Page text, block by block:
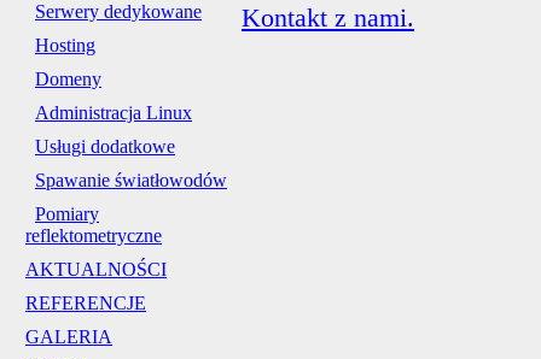
Serwery dedykowane
Hosting
Domeny
Administracja Linux
Usługi dodatkowe
Spawanie światłowodów
Pomiary
reflektometryczne
AKTUALNOŚCI
REFERENCJE
GALERIA
Kontakt z nami.